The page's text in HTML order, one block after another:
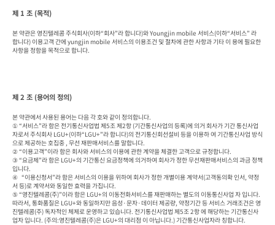
제 1 조 (목적)
본 약관은 영진텔레콤 주식회사(이하“회사”라 합니다)와 Youngjin mobile 서비스(이하“서비스” 라
합니다) 이용고객 간에 yungjin mobile 서비스의 이용조건 및 절차에 관한 사항과 기타 이 용에 필요한
사항을 정함을 목적으로 합니다.
제 2 조 (용어의 정의)
본 약관에서 사용된 용어는 다음 각 호와 같이 정의합니다.
① “서비스”라 함은 전기통신사업법 제5조 제2항 (기간통신사업의 등록)에 의거 회사가 기간 통신사업
자로서 주식회사 LGU+(이하“LGU+”라 합니다)의 전기통신회선설비 등을 이용하 여 기간통신사업 방식
으로 제공하는 호집중 , 무선 재판매서비스를 말합니다.
② “이용고객”이라 함은 회사와 서비스의 이용에 관한 계약을 체결한 고객으로 규정합니다.
③ “요금제”라 함은 LGU+의 기간통신 요금정책에 의거하여 회사가 정한 무선재판매서비스의 과금 정책
입니다.
④   “이용신청서”라 함은 서비스의 이용을 위하여 회사가 정한 개별이용 계약서(고객동의확 인서, 약정
서 등)로 계약서와 동일한 효력을 가집니다.
⑤ “영진텔레콤(주)”이라 함은 LGU+의 이동전화서비스를 재판매하는 별도의 이동통신사업 자 입니다.
따라서, 통화품질은 LGU+와 동일하지만 음성·문자·데이터 제공량, 약정기간 등 서비스 거래조건은 영
진텔레콤(주) 독자적인 체제로 운영하고 있습니다. 전기통신사업법 제5조 2항 에 해당하는 기간통신사
업자 입니다. (주의:영진텔레콤(주)은 LGU+의 대리점 이 아닙니다.) 기간통신사업자라 칭합니다.